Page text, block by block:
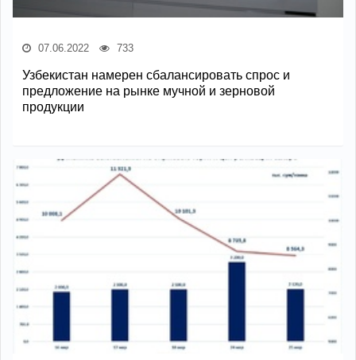
07.06.2022 733
Узбекистан намерен сбалансировать спрос и
предложение на рынке мучной и зерновой
продукции